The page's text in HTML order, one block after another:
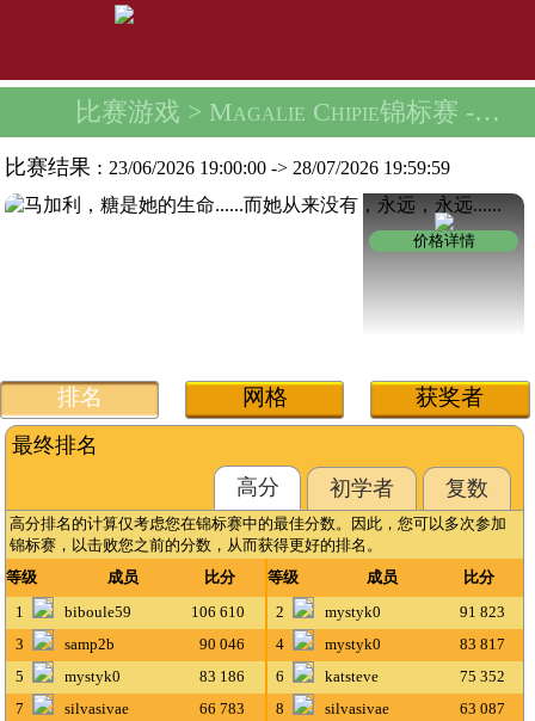
比赛游戏 > Magalie Chipie锦标赛 - 雅
比赛结果 :23/06/2026 19:00:00 -> 28/07/2026 19:59:59
价格详情
排名 网格 获奖者
最终排名
高分
初学者 复数
高分排名的计算仅考虑您在锦标赛中的最佳分数。因此，您可以多次参加
锦标赛，以击败您之前的分数，从而获得更好的排名。
等级
成员 比分 等级 成员
比分
1
biboule59 106 610 2 mystyk0
91 823
3
samp2b 90 046 4 mystyk0
83 817
5
mystyk0 83 186 6 katsteve
75 352
7
silvasivae 66 783 8 silvasivae
63 087